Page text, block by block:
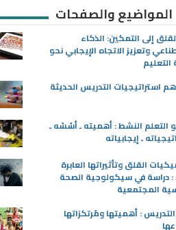
المواضيع والصفحات
إلى التمكين: الذكاء
وتعزيز الاتجاه الإيجابي نحو
استراتيجيات التدريس الحديثة
التعلم النشط : أهميته ـ أسُسُه ـ
ـ إيجابياته
القلق وتأثيراتها العابرة
: دراسة في سيكولوجية الصحة
المجتمعية
: أهميتها ومُرتكزاتها